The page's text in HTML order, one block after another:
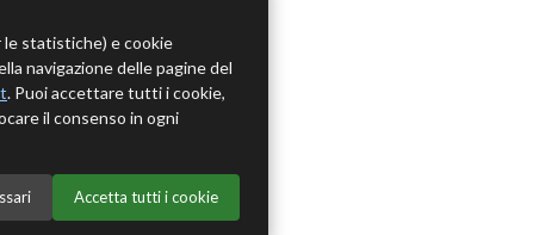
le statistiche) e cookie
navigazione delle pagine del
. Puoi accettare tutti i cookie,
il consenso in ogni
Accetta tutti i cookie